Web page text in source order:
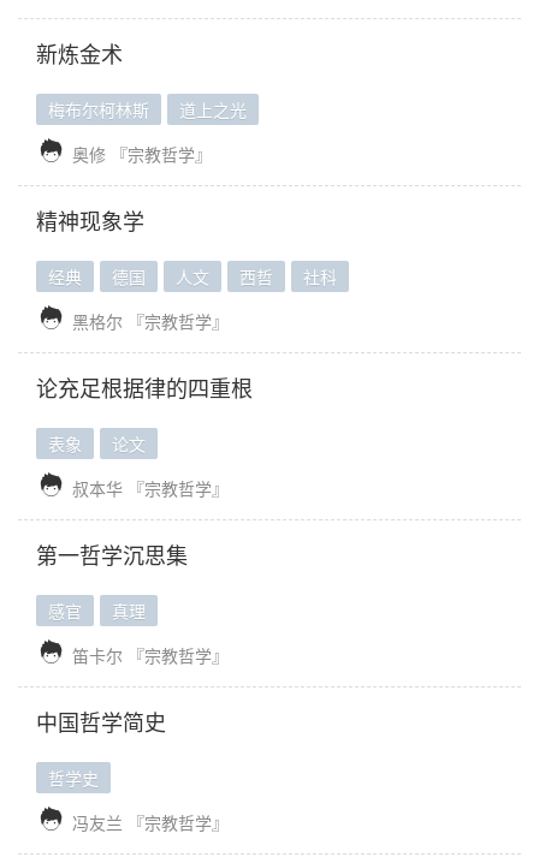
新炼金术
梅布尔柯林斯 道上之光
 奥修 『宗教哲学』
精神现象学
经典 德国 人文 西哲 社科
 黑格尔 『宗教哲学』
论充足根据律的四重根
表象 论文
 叔本华 『宗教哲学』
第一哲学沉思集
感官 真理
 笛卡尔 『宗教哲学』
中国哲学简史
哲学史
 冯友兰 『宗教哲学』